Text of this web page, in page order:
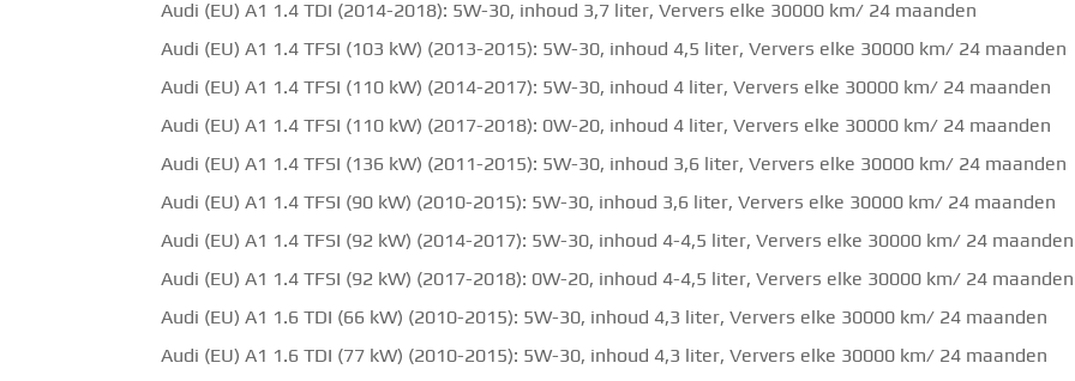
Audi (EU) A1 1.4 TDI (2014-2018): 5W-30, inhoud 3,7 liter, Ververs elke 30000 km/ 24 maanden
Audi (EU) A1 1.4 TFSI (103 kW) (2013-2015): 5W-30, inhoud 4,5 liter, Ververs elke 30000 km/ 24 maanden
Audi (EU) A1 1.4 TFSI (110 kW) (2014-2017): 5W-30, inhoud 4 liter, Ververs elke 30000 km/ 24 maanden
Audi (EU) A1 1.4 TFSI (110 kW) (2017-2018): 0W-20, inhoud 4 liter, Ververs elke 30000 km/ 24 maanden
Audi (EU) A1 1.4 TFSI (136 kW) (2011-2015): 5W-30, inhoud 3,6 liter, Ververs elke 30000 km/ 24 maanden
Audi (EU) A1 1.4 TFSI (90 kW) (2010-2015): 5W-30, inhoud 3,6 liter, Ververs elke 30000 km/ 24 maanden
Audi (EU) A1 1.4 TFSI (92 kW) (2014-2017): 5W-30, inhoud 4-4,5 liter, Ververs elke 30000 km/ 24 maanden
Audi (EU) A1 1.4 TFSI (92 kW) (2017-2018): 0W-20, inhoud 4-4,5 liter, Ververs elke 30000 km/ 24 maanden
Audi (EU) A1 1.6 TDI (66 kW) (2010-2015): 5W-30, inhoud 4,3 liter, Ververs elke 30000 km/ 24 maanden
Audi (EU) A1 1.6 TDI (77 kW) (2010-2015): 5W-30, inhoud 4,3 liter, Ververs elke 30000 km/ 24 maanden